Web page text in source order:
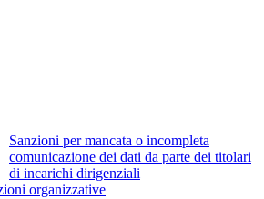
Sanzioni per mancata o incompleta
comunicazione dei dati da parte dei titolari
di incarichi dirigenziali
organizzative